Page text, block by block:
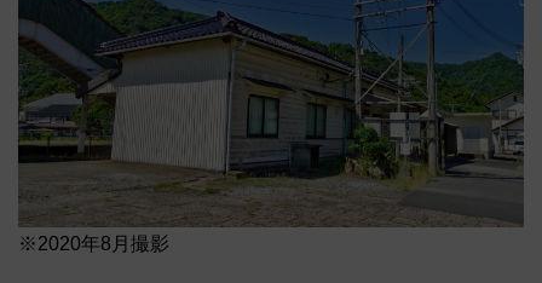
※2020年8月撮影